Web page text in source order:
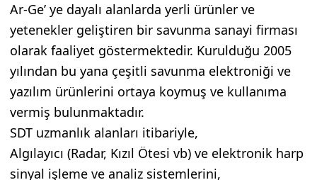
Ar-Ge’ ye dayalı alanlarda yerli ürünler ve
yetenekler geliştiren bir savunma sanayi firması
olarak faaliyet göstermektedir. Kurulduğu 2005
yılından bu yana çeşitli savunma elektroniği ve
yazılım ürünlerini ortaya koymuş ve kullanıma
vermiş bulunmaktadır.
SDT uzmanlık alanları itibariyle,
Algılayıcı (Radar, Kızıl Ötesi vb) ve elektronik harp
sinyal işleme ve analiz sistemlerini,